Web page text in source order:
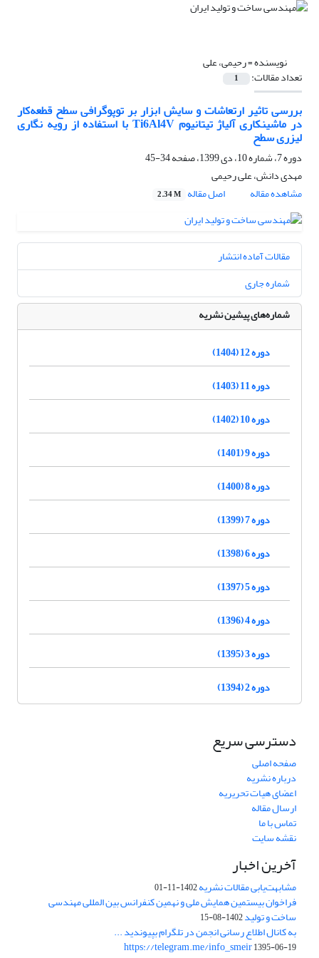
نویسنده =رحیمی، علی
تعداد مقالات: 1
بررسی تاثیر ارتعاشات و سایش ابزار بر توپوگرافی سطح قطعه‌کار
در ماشینکاری آلیاژ تیتانیوم Ti6Al4V با استفاده از رویه نگاری
لیزری سطح
دوره 7، شماره 10، دی 1399، صفحه
34-45
مهدی دانش، علی رحیمی
مشاهده مقاله
اصل مقاله 2.34 M
مقالات آماده انتشار
شماره جاری
شماره‌های پیشین نشریه
دوره 12 (1404)
دوره 11 (1403)
دوره 10 (1402)
دوره 9 (1401)
دوره 8 (1400)
دوره 7 (1399)
دوره 6 (1398)
دوره 5 (1397)
دوره 4 (1396)
دوره 3 (1395)
دوره 2 (1394)
دسترسی سریع
صفحه اصلی
درباره نشریه
اعضای هیات تحریریه
ارسال مقاله
تماس با ما
نقشه سایت
آخرین اخبار
مشابهت‌یابی مقالات نشریه1402-11-01
فراخوان بیستمین همایش ملی و نهمین کنفرانس بین المللی مهندسی
ساخت و تولید1402-08-15
به کانال اطلاع رسانی انجمن در تلگرام بپیوندید ...
https://telegram.me/info_smeir1395-06-19